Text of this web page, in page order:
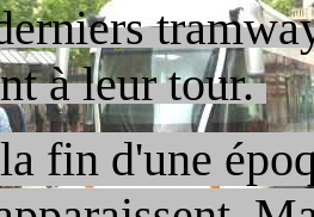
à leur tour.
fin d'une